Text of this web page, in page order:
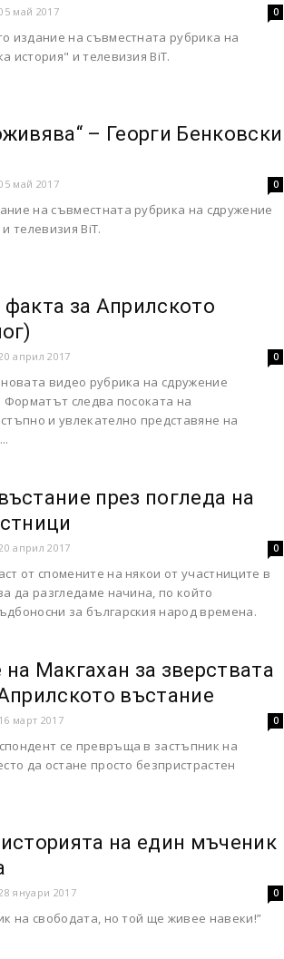
май 2017 0
издание на съвместната рубрика на
история" и телевизия BiT.
– Георги Бенковски
май 2017 0
на съвместната рубрика на сдружение
телевизия BiT.
за Априлското
април 2017 0
видео рубрика на сдружение
Форматът следва посоката на
и увлекателно представяне на
през погледа на
април 2017 0
от спомените на някои от участниците в
да разгледаме начина, по който
за българския народ времена.
Макгахан за зверствата
въстание
16 март 2017 0
се превръща в застъпник на
да остане просто безпристрастен
на един мъченик
януари 2017 0
на свободата, но той ще живее навеки!”